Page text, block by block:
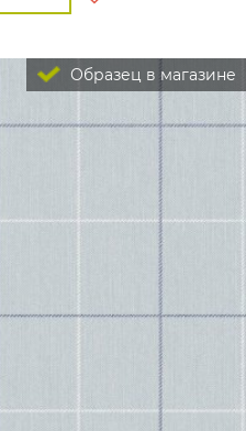
Образец в магазине